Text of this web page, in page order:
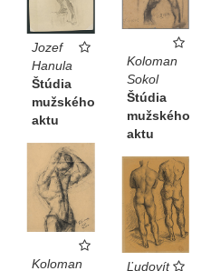
Jozef
Hanula
Štúdia
mužského
aktu
Koloman
Sokol
Štúdia
mužského
aktu
Koloman
Ľudovít